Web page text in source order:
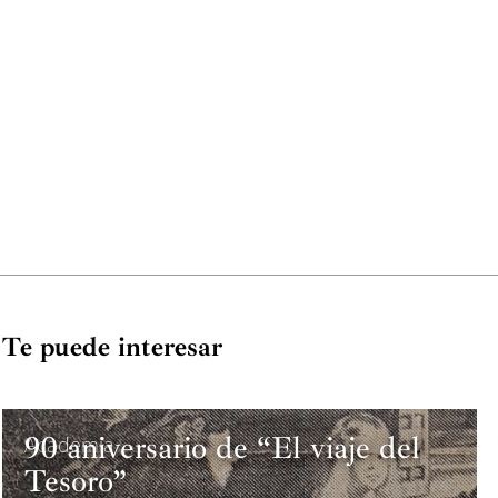
Te puede interesar
Academia
90 aniversario de “El viaje del
Tesoro”